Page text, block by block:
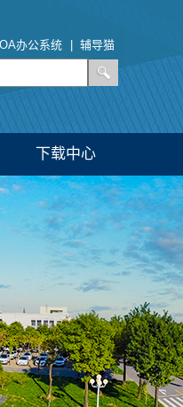
OA办公系统 辅导猫
下载中心